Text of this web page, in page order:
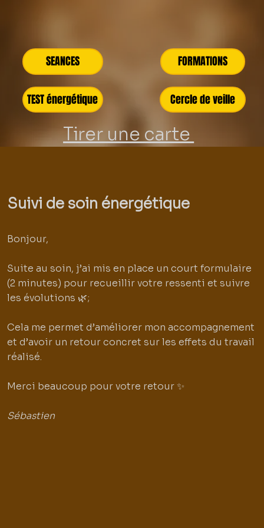
SEANCES FORMATIONS
TEST énergétique Cercle de veille
Tirer une carte
Suivi de soin énergétique
Bonjour,
Suite au soin, j’ai mis en place un court formulaire
(2 minutes) pour recueillir votre ressenti et suivre
les évolutions 🌿;
Cela me permet d’améliorer mon accompagnement
et d’avoir un retour concret sur les effets du travail
réalisé.
Merci beaucoup pour votre retour ✨
Sébastien